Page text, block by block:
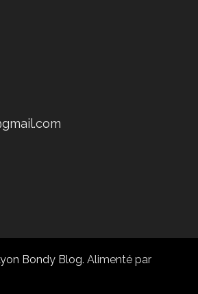
Bondy Blog. Alimenté par